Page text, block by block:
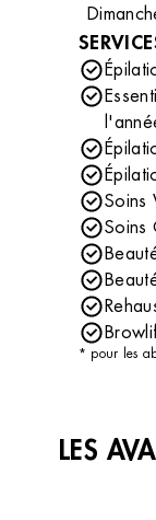
* pour les
LES